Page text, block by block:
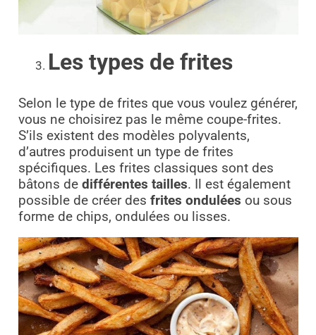
Les types de frites
Selon le type de frites que vous voulez générer,
vous ne choisirez pas le même coupe-frites.
S’ils existent des modèles polyvalents,
d’autres produisent un type de frites
spécifiques. Les frites classiques sont des
bâtons de différentes tailles. Il est également
possible de créer des frites ondulées ou sous
forme de chips, ondulées ou lisses.